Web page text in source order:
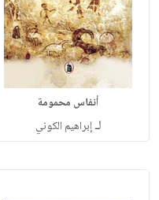
أنفاس محمومة
لـإبراهيم الكوني